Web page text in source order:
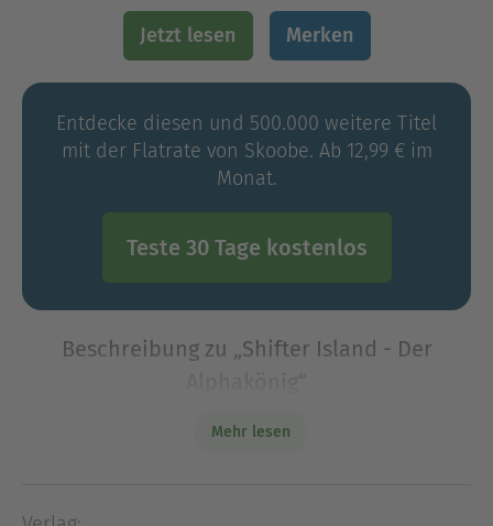
Jetzt lesen Merken
Entdecke diesen und 500.000 weitere Titel
mit der Flatrate von Skoobe. Ab 12,99 € im
Monat.
Teste 30 Tage kostenlos
Beschreibung zu „Shifter Island - Der
Rage hat es geschafft: Nach einem erbitterten
Mehr lesen